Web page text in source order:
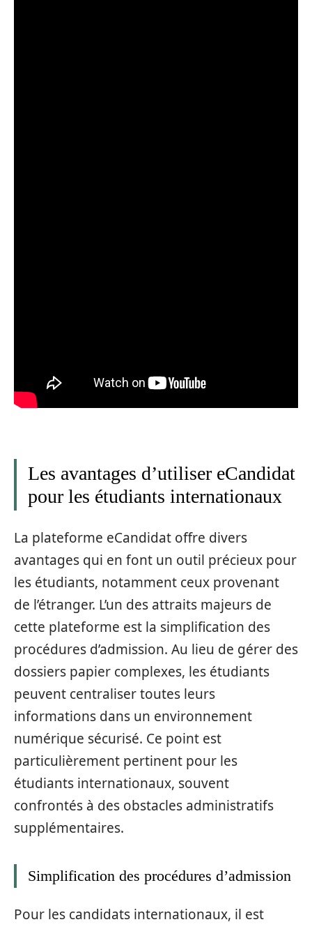
Les avantages d’utiliser eCandidat
pour les étudiants internationaux
La plateforme eCandidat offre divers
avantages qui en font un outil précieux pour
les étudiants, notamment ceux provenant
de l’étranger. L’un des attraits majeurs de
cette plateforme est la simplification des
procédures d’admission. Au lieu de gérer des
dossiers papier complexes, les étudiants
peuvent centraliser toutes leurs
informations dans un environnement
numérique sécurisé. Ce point est
particulièrement pertinent pour les
étudiants internationaux, souvent
confrontés à des obstacles administratifs
supplémentaires.
Simplification des procédures d’admission
Pour les candidats internationaux, il est